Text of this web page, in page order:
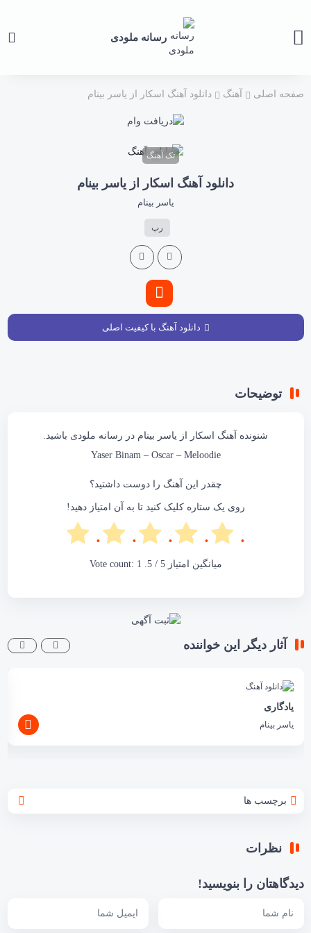
رسانه ملودی
صفحه اصلی آهنگ دانلود آهنگ اسکار از یاسر بینام
تک آهنگ
دانلود آهنگ اسکار از یاسر بینام
یاسر بینام
رپ
دانلود آهنگ با کیفیت اصلی
توضیحات
شنونده آهنگ اسکار از یاسر بینام در رسانه ملودی باشید.
Yaser Binam – Oscar – Meloodie
چقدر این آهنگ را دوست داشتید؟
روی یک ستاره کلیک کنید تا به آن امتیاز دهید!
میانگین امتیاز5
/ 5. Vote count:
1
آثار دیگر این خواننده
یادگاری
یاسر بینام
برچسب ها
نظرات
دیدگاهتان را بنویسید!